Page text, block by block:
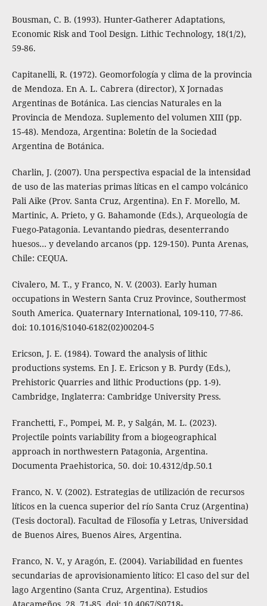
Bousman, C. B. (1993). Hunter-Gatherer Adaptations,
Economic Risk and Tool Design. Lithic Technology, 18(1/2),
59-86.
Capitanelli, R. (1972). Geomorfología y clima de la provincia
de Mendoza. En A. L. Cabrera (director), X Jornadas
Argentinas de Botánica. Las ciencias Naturales en la
Provincia de Mendoza. Suplemento del volumen XIII (pp.
15-48). Mendoza, Argentina: Boletín de la Sociedad
Argentina de Botánica.
Charlin, J. (2007). Una perspectiva espacial de la intensidad
de uso de las materias primas líticas en el campo volcánico
Pali Aike (Prov. Santa Cruz, Argentina). En F. Morello, M.
Martinic, A. Prieto, y G. Bahamonde (Eds.), Arqueología de
Fuego-Patagonia. Levantando piedras, desenterrando
huesos… y develando arcanos (pp. 129-150). Punta Arenas,
Chile: CEQUA.
Civalero, M. T., y Franco, N. V. (2003). Early human
occupations in Western Santa Cruz Province, Southermost
South America. Quaternary International, 109-110, 77-86.
doi: 10.1016/S1040-6182(02)00204-5
Ericson, J. E. (1984). Toward the analysis of lithic
productions systems. En J. E. Ericson y B. Purdy (Eds.),
Prehistoric Quarries and lithic Productions (pp. 1-9).
Cambridge, Inglaterra: Cambridge University Press.
Franchetti, F., Pompei, M. P., y Salgán, M. L. (2023).
Projectile points variability from a biogeographical
approach in northwestern Patagonia, Argentina.
Documenta Praehistorica, 50. doi: 10.4312/dp.50.1
Franco, N. V. (2002). Estrategias de utilización de recursos
líticos en la cuenca superior del río Santa Cruz (Argentina)
(Tesis doctoral). Facultad de Filosofía y Letras, Universidad
de Buenos Aires, Buenos Aires, Argentina.
Franco, N. V., y Aragón, E. (2004). Variabilidad en fuentes
secundarias de aprovisionamiento lítico: El caso del sur del
lago Argentino (Santa Cruz, Argentina). Estudios